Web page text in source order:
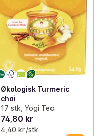
Økologisk Turmeric
chai
17 stk, Yogi Tea
74,80 kr
4,40 kr /stk